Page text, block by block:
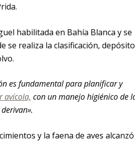
habilitada en Bahía Blanca y se
se realiza la clasificación, depósito
es fundamental para planificar y
avícola, con un manejo higiénico de
y la faena de aves alcanzó